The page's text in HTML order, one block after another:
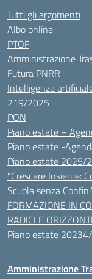
Tutti gli argomenti
Albo online
PTOF
Amministrazione
Futura PNRR
Intelligenza
219/2025
PON
Piano estate –
Piano estate -
Piano estate 2025/
“Crescere Insieme:
Scuola senza
FORMAZIONE IN
RADICI E
Piano estate
Amministrazione